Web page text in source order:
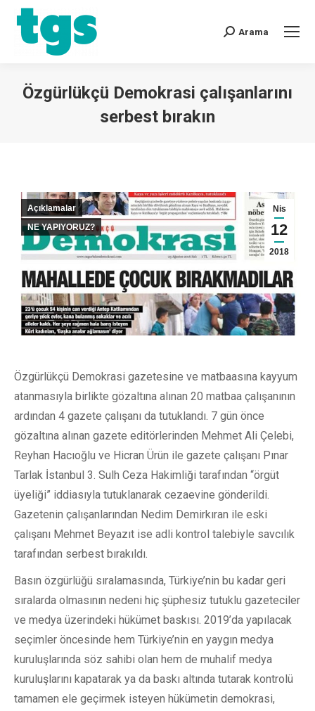
Arama
Özgürlükçü Demokrasi çalışanlarını
serbest bırakın
Nis
12
2018
Açıklamalar
NE YAPIYORUZ?
Özgürlükçü Demokrasi gazetesine ve matbaasına kayyum
atanmasıyla birlikte gözaltına alınan 20 matbaa çalışanının
ardından 4 gazete çalışanı da tutuklandı. 7 gün önce
gözaltına alınan gazete editörlerinden Mehmet Ali Çelebi,
Reyhan Hacıoğlu ve Hicran Ürün ile gazete çalışanı Pınar
Tarlak İstanbul 3. Sulh Ceza Hakimliği tarafından “örgüt
üyeliği” iddiasıyla tutuklanarak cezaevine gönderildi.
Gazetenin çalışanlarından Nedim Demirkıran ile eski
çalışanı Mehmet Beyazıt ise adli kontrol talebiyle savcılık
tarafından serbest bırakıldı.
Basın özgürlüğü sıralamasında, Türkiye’nin bu kadar geri
sıralarda olmasının nedeni hiç şüphesiz tutuklu gazeteciler
ve medya üzerindeki hükümet baskısı. 2019’da yapılacak
seçimler öncesinde hem Türkiye’nin en yaygın medya
kuruluşlarında söz sahibi olan hem de muhalif medya
kuruluşlarını kapatarak ya da baskı altında tutarak kontrolü
tamamen ele geçirmek isteyen hükümetin demokrasi,